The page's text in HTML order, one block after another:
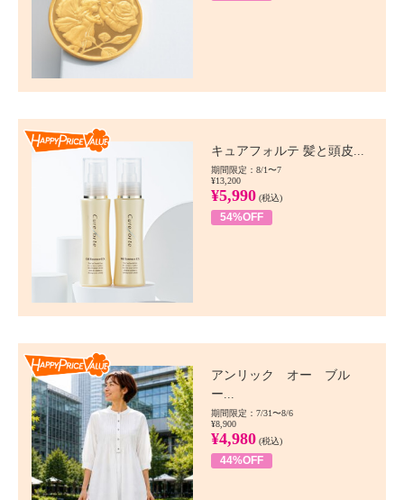
キュアフォルテ 髪と頭皮...
期間限定：8/1〜7
¥13,200
¥5,990 (税込)
54%OFF
アンリック オー ブル
ー...
期間限定：7/31〜8/6
¥8,900
¥4,980 (税込)
44%OFF